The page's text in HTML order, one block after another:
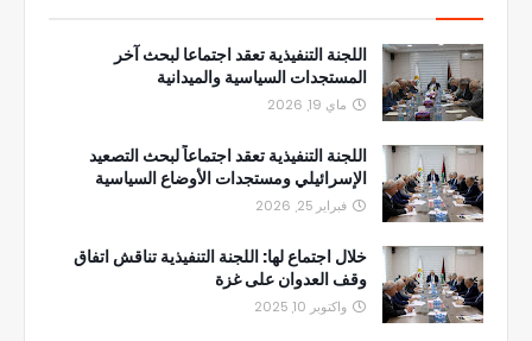
اللجنة التنفيذية تعقد اجتماعا لبحث آخر
المستجدات السياسية والميدانية
ماي 19, 2026
اللجنة التنفيذية تعقد اجتماعاً لبحث التصعيد
الإسرائيلي ومستجدات الأوضاع السياسية
فبراير 25, 2026
خلال اجتماع لها: اللجنة التنفيذية تناقش اتفاق
وقف العدوان على غزة
واكتوبر 10, 2025